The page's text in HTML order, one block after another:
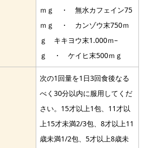
ｍｇ ・ 無水カフェイン75
ｍｇ ・ カンゾウ末750ｍ
ｇ キキヨウ末1.000ｍ–
ｇ ・ ケイヒ末500ｍｇ
次の1回量を1日3回食後なる
べく30分以内に服用してくだ
さい。15才以上1包、11才以
上15才未満2/3包、8才以上11
歳未満1/2包、5才以上8歳未